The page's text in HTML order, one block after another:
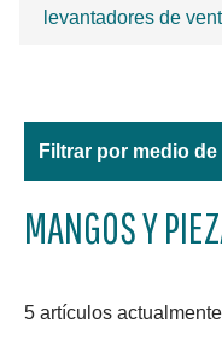
levantadores de
Filtrar por medio de
MANGOS Y
5 artículos actualmente